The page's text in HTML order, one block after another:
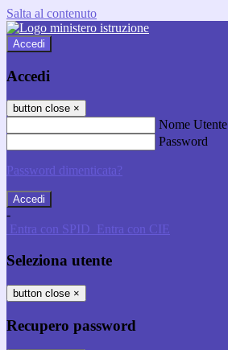
Salta al contenuto
Accedi
Accedi
button close ×
Nome Utente
Password
Password dimenticata?
-
Entra con SPID Entra con CIE
Seleziona utente
button close ×
Recupero password